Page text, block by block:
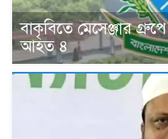
বাকৃবিতে মেসেঞ্জার
আহত ৪